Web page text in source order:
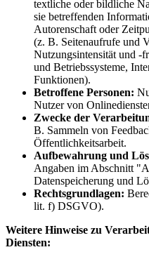
textliche oder bildliche
sie betreffenden
Autorenschaft oder
(z. B. Seitenaufrufe und
Nutzungsintensität und -
und Betriebssysteme,
Funktionen).
Betroffene Personen:
Nutzer von
Zwecke der
B. Sammeln von
Öffentlichkeitsarbeit.
Aufbewahrung und
Angaben im Abschnitt
Datenspeicherung und
Rechtsgrundlagen:
lit. f) DSGVO).
Weitere Hinweise zu
Diensten: